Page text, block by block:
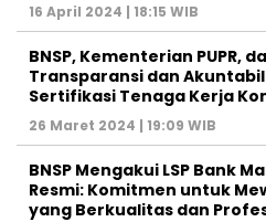
16 April 2024 | 18:15 WIB
BNSP, Kementerian PUPR,
Transparansi dan
Sertifikasi Tenaga Kerja
26 Maret 2024 | 19:09 WIB
BNSP Mengakui LSP Bank
Resmi: Komitmen untuk
yang Berkualitas dan